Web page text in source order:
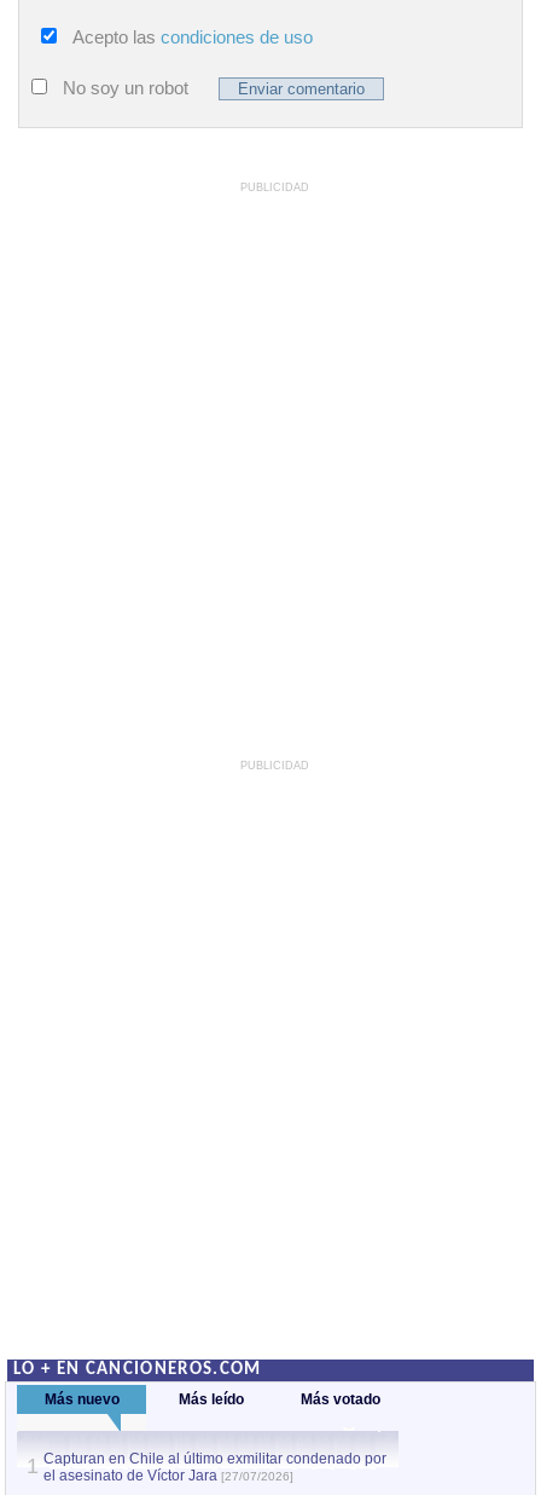
Acepto las condiciones de uso
No soy un robot
PUBLICIDAD
PUBLICIDAD
LO + EN CANCIONEROS.COM
Más nuevo Más leído Más votado
1 Capturan en Chile al último exmilitar condenado por
el asesinato de Víctor Jara [27/07/2026]